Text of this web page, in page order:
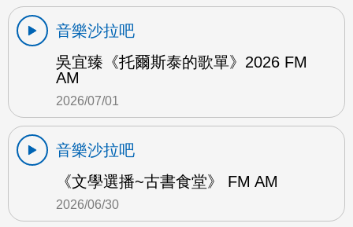
音樂沙拉吧
吳宜臻《托爾斯泰的歌單》2026 FM
AM
2026/07/01
音樂沙拉吧
《文學選播~古書食堂》 FM AM
2026/06/30